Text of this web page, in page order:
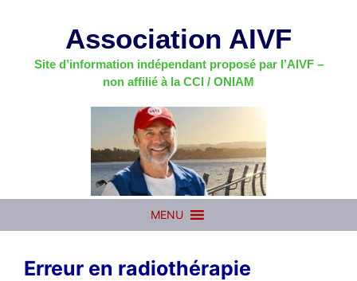
Association AIVF
Site d’information indépendant proposé par l’AIVF –
non affilié à la CCI / ONIAM
MENU
Erreur en radiothérapie